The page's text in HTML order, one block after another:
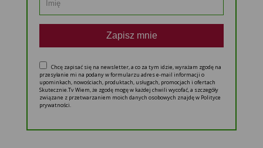
Zapisz mnie
Chcę zapisać się na newsletter, a co za tym idzie, wyrażam zgodę na
przesyłanie mi na podany w formularzu adres e-mail informacji o
upominkach, nowościach, produktach, usługach, promocjach i ofertach
Skutecznie.Tv Wiem, że zgodę mogę w każdej chwili wycofać, a szczegóły
związane z przetwarzaniem moich danych osobowych znajdę w Polityce
prywatności.